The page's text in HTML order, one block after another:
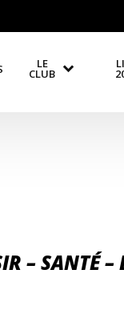
LE
CLUB
– SANTÉ –